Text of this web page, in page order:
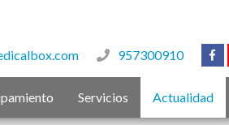
957300910
Servicios Actualidad